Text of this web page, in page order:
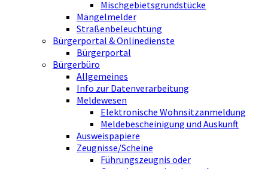
Mischgebietsgrundstücke
Mängelmelder
Straßenbeleuchtung
Bürgerportal & Onlinedienste
Bürgerportal
Bürgerbüro
Allgemeines
Info zur Datenverarbeitung
Meldewesen
Elektronische Wohnsitzanmeldung
Meldebescheinigung und Auskunft
Ausweispapiere
Zeugnisse/Scheine
Führungszeugnis oder